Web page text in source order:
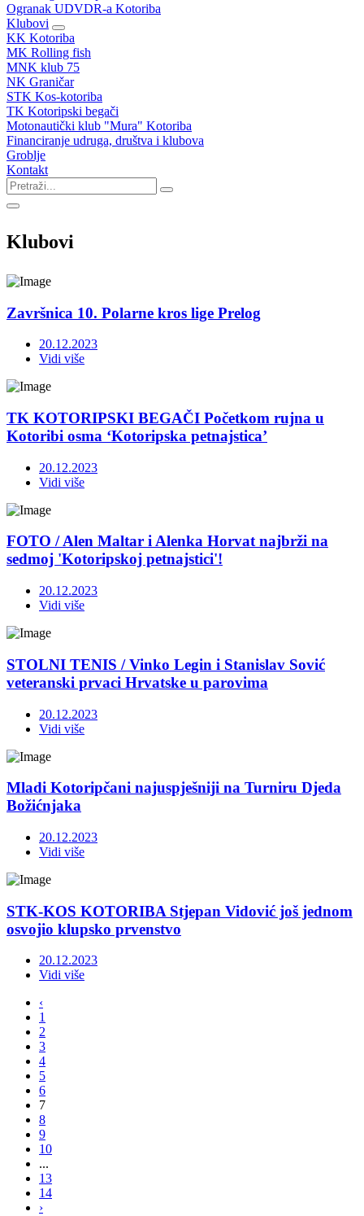
Ogranak UDVDR-a Kotoriba
Klubovi
KK Kotoriba
MK Rolling fish
MNK klub 75
NK Graničar
STK Kos-kotoriba
TK Kotoripski begači
Motonautički klub "Mura" Kotoriba
Financiranje udruga, društva i klubova
Groblje
Kontakt
Klubovi
Završnica 10. Polarne kros lige Prelog
20.12.2023
Vidi više
TK KOTORIPSKI BEGAČI Početkom rujna u
Kotoribi osma ‘Kotoripska petnajstica’
20.12.2023
Vidi više
FOTO / Alen Maltar i Alenka Horvat najbrži na
sedmoj 'Kotoripskoj petnajstici'!
20.12.2023
Vidi više
STOLNI TENIS / Vinko Legin i Stanislav Sović
veteranski prvaci Hrvatske u parovima
20.12.2023
Vidi više
Mladi Kotoripčani najuspješniji na Turniru Djeda
Božićnjaka
20.12.2023
Vidi više
STK-KOS KOTORIBA Stjepan Vidović još jednom
osvojio klupsko prvenstvo
20.12.2023
Vidi više
‹
1
2
3
4
5
6
7
8
9
10
...
13
14
›